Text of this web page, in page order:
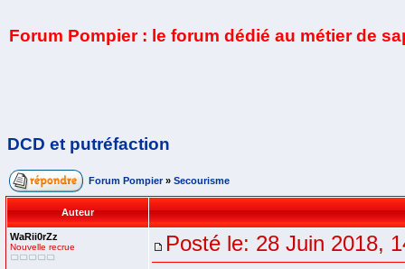
Forum Pompier : le forum dédié au métier de
DCD et putréfaction
Forum Pompier » Secourisme
Auteur
WaRii0rZz
Nouvelle recrue Posté le: 28 Juin 2018,